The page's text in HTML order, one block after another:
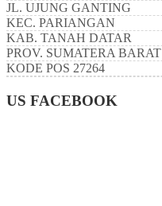
JL. UJUNG GANTING
KEC. PARIANGAN
KAB. TANAH DATAR
PROV. SUMATERA BARAT
KODE POS 27264
US FACEBOOK